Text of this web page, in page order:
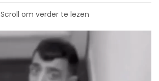
Scroll om verder te lezen